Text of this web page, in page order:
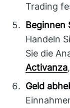
Trading
Beginnen
Handeln
Sie die
Activanza
Geld